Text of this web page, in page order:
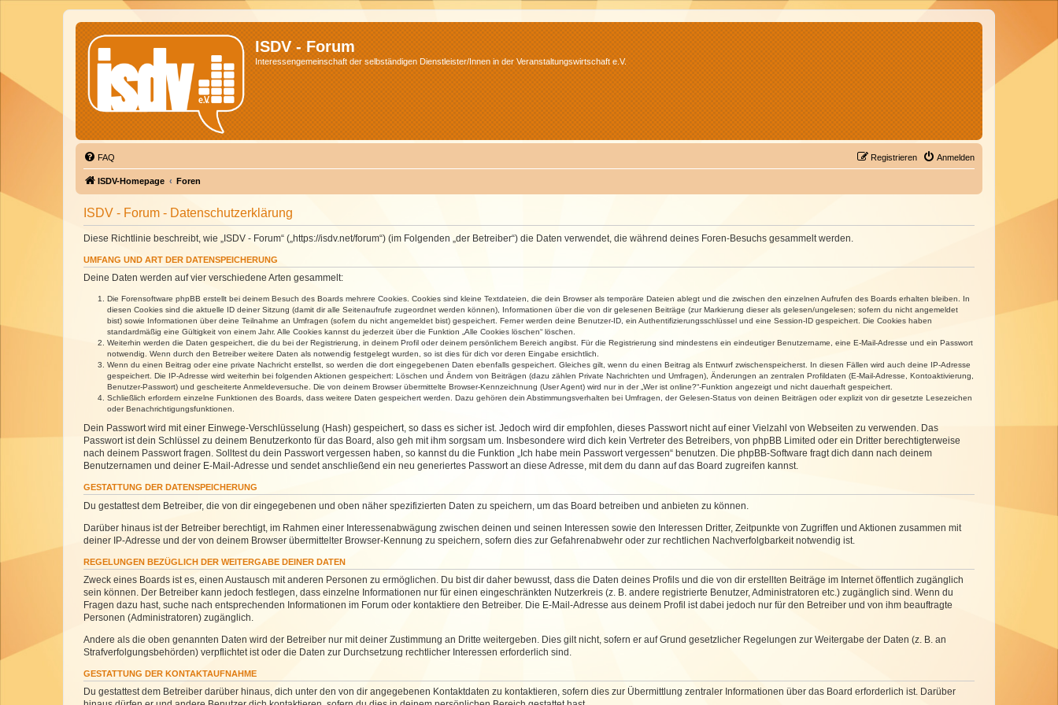
ISDV - Forum
Interessengemeinschaft der selbständigen Dienstleister/Innen in der Veranstaltungswirtschaft e.V.
FAQ Anmelden
Registrieren
ISDV-Homepage Foren
ISDV - Forum - Datenschutzerklärung
Diese Richtlinie beschreibt, wie „ISDV - Forum“ („https://isdv.net/forum“) (im Folgenden „der Betreiber“) die Daten verwendet, die während deines Foren-Besuchs gesammelt werden.
UMFANG UND ART DER DATENSPEICHERUNG
Deine Daten werden auf vier verschiedene Arten gesammelt:
Die Forensoftware phpBB erstellt bei deinem Besuch des Boards mehrere Cookies. Cookies sind kleine Textdateien, die dein Browser als temporäre Dateien ablegt und die zwischen den einzelnen Aufrufen des Boards erhalten bleiben. In
diesen Cookies sind die aktuelle ID deiner Sitzung (damit dir alle Seitenaufrufe zugeordnet werden können), Informationen über die von dir gelesenen Beiträge (zur Markierung dieser als gelesen/ungelesen; sofern du nicht angemeldet
bist) sowie Informationen über deine Teilnahme an Umfragen (sofern du nicht angemeldet bist) gespeichert. Ferner werden deine Benutzer-ID, ein Authentifizierungsschlüssel und eine Session-ID gespeichert. Die Cookies haben
standardmäßig eine Gültigkeit von einem Jahr. Alle Cookies kannst du jederzeit über die Funktion „Alle Cookies löschen“ löschen.
Weiterhin werden die Daten gespeichert, die du bei der Registrierung, in deinem Profil oder deinem persönlichem Bereich angibst. Für die Registrierung sind mindestens ein eindeutiger Benutzername, eine E-Mail-Adresse und ein Passwort
notwendig. Wenn durch den Betreiber weitere Daten als notwendig festgelegt wurden, so ist dies für dich vor deren Eingabe ersichtlich.
Wenn du einen Beitrag oder eine private Nachricht erstellst, so werden die dort eingegebenen Daten ebenfalls gespeichert. Gleiches gilt, wenn du einen Beitrag als Entwurf zwischenspeicherst. In diesen Fällen wird auch deine IP-Adresse
gespeichert. Die IP-Adresse wird weiterhin bei folgenden Aktionen gespeichert: Löschen und Ändern von Beiträgen (dazu zählen Private Nachrichten und Umfragen), Änderungen an zentralen Profildaten (E-Mail-Adresse, Kontoaktivierung,
Benutzer-Passwort) und gescheiterte Anmeldeversuche. Die von deinem Browser übermittelte Browser-Kennzeichnung (User Agent) wird nur in der „Wer ist online?“-Funktion angezeigt und nicht dauerhaft gespeichert.
Schließlich erfordern einzelne Funktionen des Boards, dass weitere Daten gespeichert werden. Dazu gehören dein Abstimmungsverhalten bei Umfragen, der Gelesen-Status von deinen Beiträgen oder explizit von dir gesetzte Lesezeichen
oder Benachrichtigungsfunktionen.
Dein Passwort wird mit einer Einwege-Verschlüsselung (Hash) gespeichert, so dass es sicher ist. Jedoch wird dir empfohlen, dieses Passwort nicht auf einer Vielzahl von Webseiten zu verwenden. Das
Passwort ist dein Schlüssel zu deinem Benutzerkonto für das Board, also geh mit ihm sorgsam um. Insbesondere wird dich kein Vertreter des Betreibers, von phpBB Limited oder ein Dritter berechtigterweise
nach deinem Passwort fragen. Solltest du dein Passwort vergessen haben, so kannst du die Funktion „Ich habe mein Passwort vergessen“ benutzen. Die phpBB-Software fragt dich dann nach deinem
Benutzernamen und deiner E-Mail-Adresse und sendet anschließend ein neu generiertes Passwort an diese Adresse, mit dem du dann auf das Board zugreifen kannst.
GESTATTUNG DER DATENSPEICHERUNG
Du gestattest dem Betreiber, die von dir eingegebenen und oben näher spezifizierten Daten zu speichern, um das Board betreiben und anbieten zu können.
Darüber hinaus ist der Betreiber berechtigt, im Rahmen einer Interessenabwägung zwischen deinen und seinen Interessen sowie den Interessen Dritter, Zeitpunkte von Zugriffen und Aktionen zusammen mit
deiner IP-Adresse und der von deinem Browser übermittelter Browser-Kennung zu speichern, sofern dies zur Gefahrenabwehr oder zur rechtlichen Nachverfolgbarkeit notwendig ist.
REGELUNGEN BEZÜGLICH DER WEITERGABE DEINER DATEN
Zweck eines Boards ist es, einen Austausch mit anderen Personen zu ermöglichen. Du bist dir daher bewusst, dass die Daten deines Profils und die von dir erstellten Beiträge im Internet öffentlich zugänglich
sein können. Der Betreiber kann jedoch festlegen, dass einzelne Informationen nur für einen eingeschränkten Nutzerkreis (z. B. andere registrierte Benutzer, Administratoren etc.) zugänglich sind. Wenn du
Fragen dazu hast, suche nach entsprechenden Informationen im Forum oder kontaktiere den Betreiber. Die E-Mail-Adresse aus deinem Profil ist dabei jedoch nur für den Betreiber und von ihm beauftragte
Personen (Administratoren) zugänglich.
Andere als die oben genannten Daten wird der Betreiber nur mit deiner Zustimmung an Dritte weitergeben. Dies gilt nicht, sofern er auf Grund gesetzlicher Regelungen zur Weitergabe der Daten (z. B. an
Strafverfolgungsbehörden) verpflichtet ist oder die Daten zur Durchsetzung rechtlicher Interessen erforderlich sind.
GESTATTUNG DER KONTAKTAUFNAHME
Du gestattest dem Betreiber darüber hinaus, dich unter den von dir angegebenen Kontaktdaten zu kontaktieren, sofern dies zur Übermittlung zentraler Informationen über das Board erforderlich ist. Darüber